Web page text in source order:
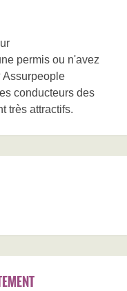
permis ou n'avez
Assurpeople
conducteurs des
très attractifs.